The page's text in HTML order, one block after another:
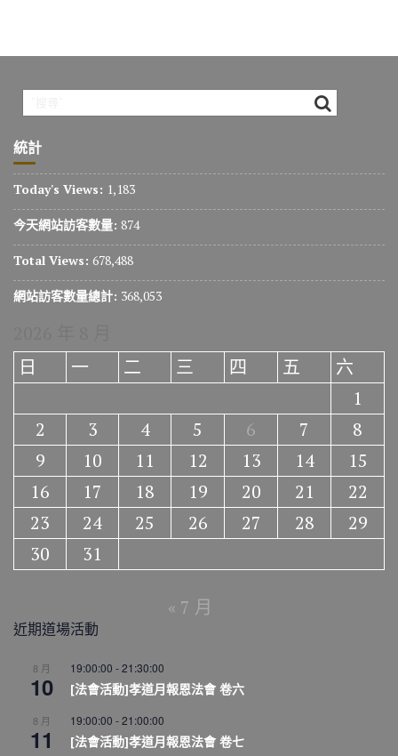
統計
Today's Views: 1,183
今天網站訪客數量: 874
Total Views: 678,488
網站訪客數量總計: 368,053
日
一 二 三 四 五
六
1
2
3 4 5 6 7
8
9
10 11 12 13 14
15
16
17 18 19 20 21
22
23
24 25 26 27 28
29
30
31
« 7 月
近期道場活動
8 月
10
19:00:00 -21:30:00
[法會活動]孝道月報恩法會 卷六
8 月
11
19:00:00 -21:00:00
[法會活動]孝道月報恩法會 卷七